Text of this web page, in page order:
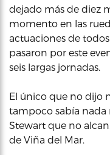
dejado más de diez
momento en las
actuaciones de
pasaron por este
seis largas jornadas.
El único que no dijo
tampoco sabía nada
Stewart que no
de Viña del Mar.